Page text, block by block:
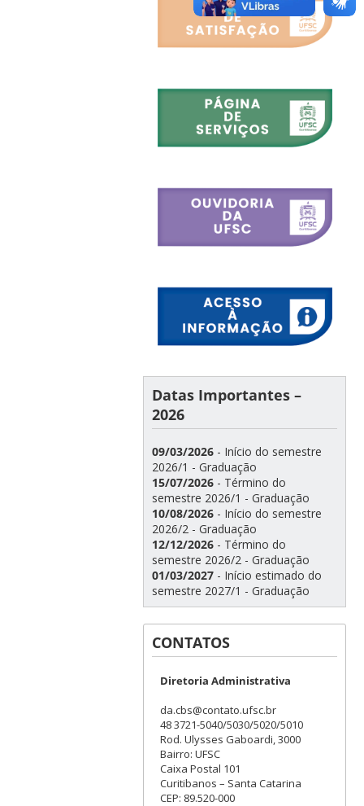
Datas Importantes –
2026
09/03/2026 - Início do semestre
2026/1 - Graduação
15/07/2026 - Término do
semestre 2026/1 - Graduação
10/08/2026 - Início do semestre
2026/2 - Graduação
12/12/2026 - Término do
semestre 2026/2 - Graduação
01/03/2027 - Início estimado do
semestre 2027/1 - Graduação
CONTATOS
Diretoria Administrativa
da.cbs@contato.ufsc.br
48 3721-5040/5030/5020/5010
Rod. Ulysses Gaboardi, 3000
Bairro: UFSC
Caixa Postal 101
Curitibanos – Santa Catarina
CEP: 89.520-000